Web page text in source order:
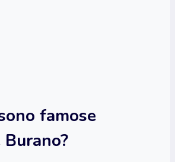
famose